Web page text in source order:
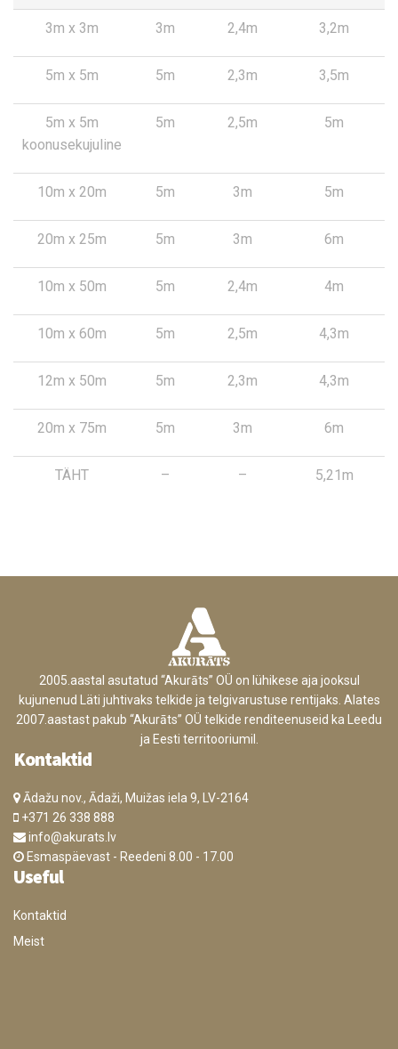
3m x 3m 3m 2,4m 3,2m
5m x 5m 5m 2,3m 3,5m
5m x 5m
koonusekujuline
5m 2,5m 5m
10m x 20m 5m 3m 5m
20m x 25m 5m 3m 6m
10m x 50m 5m 2,4m 4m
10m x 60m 5m 2,5m 4,3m
12m x 50m 5m 2,3m 4,3m
20m x 75m 5m 3m 6m
TÄHT – – 5,21m
2005.aastal asutatud “Akurāts” OÜ on lühikese aja jooksul
kujunenud Läti juhtivaks telkide ja telgivarustuse rentijaks. Alates
2007.aastast pakub “Akurāts” OÜ telkide renditeenuseid ka Leedu
ja Eesti territooriumil.
Kontaktid
Ādažu nov., Ādaži, Muižas iela 9, LV-2164
+371 26 338 888
info@akurats.lv
Esmaspäevast - Reedeni 8.00 - 17.00
Useful
Kontaktid
Meist